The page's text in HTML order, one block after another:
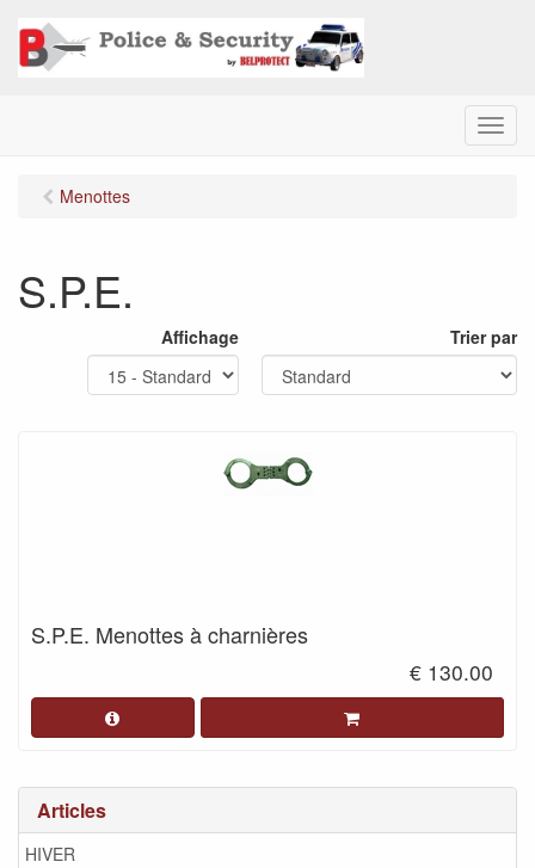
M
e
Articles
HIVER
Menottes
S.P.E.
Affichage Trier par
S.P.E. Menottes à charnières
€ 130.00